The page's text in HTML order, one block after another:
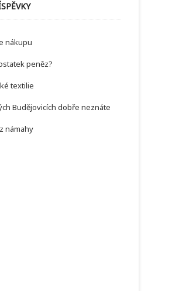
nákupu
peněz?
textilie
Budějovicích dobře neznáte
námahy